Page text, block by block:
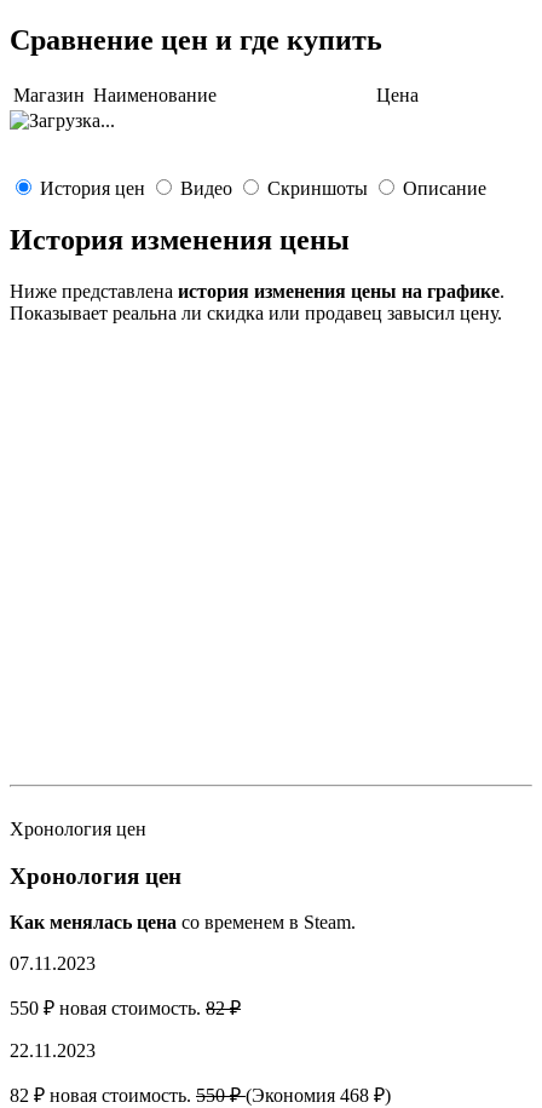
Сравнение цен и где купить
Магазин Наименование Цена
История цен Видео Скриншоты Описание
История изменения цены
Ниже представлена история изменения цены на графике.
Показывает реальна ли скидка или продавец завысил цену.
Хронология цен
Хронология цен
Как менялась цена со временем в Steam.
07.11.2023
550 ₽ новая стоимость. 82 ₽
22.11.2023
82 ₽ новая стоимость. 550 ₽(Экономия 468 ₽)